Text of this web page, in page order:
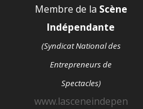
Membre de la Scène
Indépendante
(Syndicat National des
Entrepreneurs de
Spectacles)
www.lasceneindepen